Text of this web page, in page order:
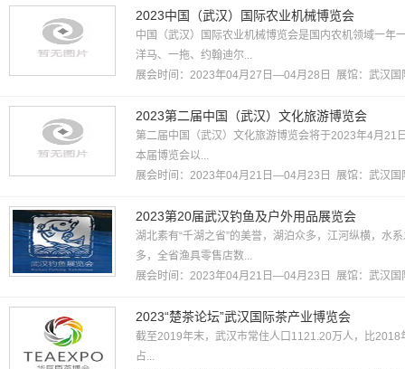
2023中国（武汉）国际农业机械博览会
中国（武汉）国际农业机械博览会是国内农机领域一
洋马、一拖、约翰迪尔...
展会时间：2023年04月27日—04月28日 展馆： 武汉国
2023第二届中国（武汉）文化旅游博览会
第二届中国（武汉）文化旅游博览会将于2023年4月21
本届博览会以...
展会时间：2023年04月21日—04月23日 展馆： 武汉国
2023第20届武汉钓鱼及户外用品展览会
湖北素有“千湖之省”的美誉，湖泊众多，江河纵横，水
多，全省渔具零售店数...
展会时间：2023年04月21日—04月23日 展馆： 武汉国
2023“楚茶论坛”武汉国际茶产业博览会
截至2019年末，武汉市常住人口1121.20万人，比
占...